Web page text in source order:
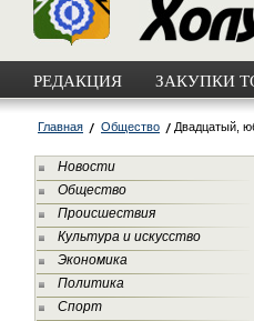
РЕДАКЦИЯ ЗАКУПКИ
Главная Общество Двадцатый,
Новости
Общество
Происшествия
Культура и искусство
Экономика
Политика
Спорт